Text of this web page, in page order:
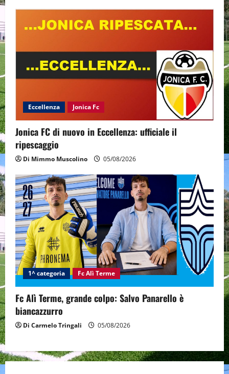
Eccellenza Jonica Fc
Jonica FC di nuovo in Eccellenza: ufficiale il
ripescaggio
Di Mimmo Muscolino 05/08/2026
1^ categoria Fc Alì Terme
Fc Alì Terme, grande colpo: Salvo Panarello è
biancazzurro
Di Carmelo Tringali 05/08/2026